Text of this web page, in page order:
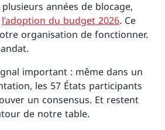
années de blocage,
l’adoption du budget 2026. Ce
organisation de fonctionner.
important : même dans un
les 57 États participants
un consensus. Et restent
de notre table.